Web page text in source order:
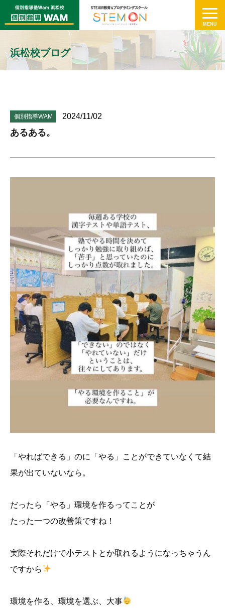
浜松校ブログ
個別指導WAM 2024/11/02
あるある。
「やればできる」のに「やる」ことができていなくて結
果が出ていないなら。
だったら「やる」環境を作るってことが
たった一つの改善策ですね！
実際それだけで小テストとか取れるようになっちゃうん
ですから
環境を作る、環境を選ぶ、大事